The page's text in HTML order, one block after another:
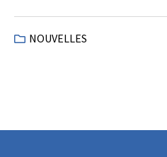
NOUVELLES